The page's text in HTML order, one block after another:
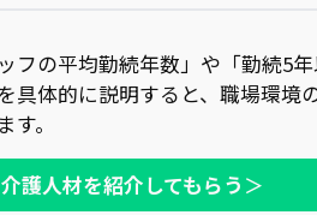
フの平均勤続年数」や「勤続5
具体的に説明すると、職場環境
。
護人材を紹介してもらう ＞